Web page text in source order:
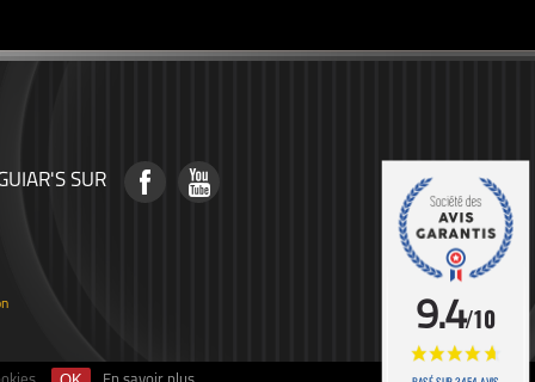
SUR
9.4/10